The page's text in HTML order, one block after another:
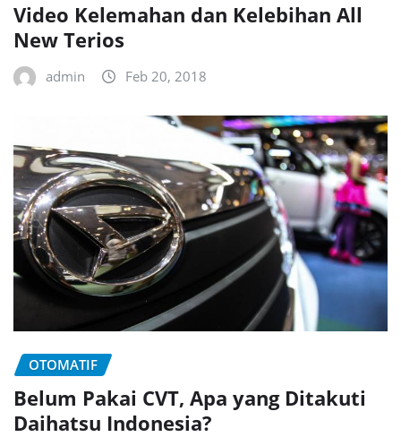
Video Kelemahan dan Kelebihan All
New Terios
admin Feb 20, 2018
OTOMATIF
Belum Pakai CVT, Apa yang Ditakuti
Daihatsu Indonesia?